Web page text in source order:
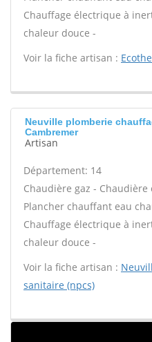
Chauffage électrique à
chaleur douce -
Voir la fiche artisan :
Neuville plomberie
Cambremer
Artisan
Département: 14
Chaudière gaz -
Plancher chauffant eau
Chauffage électrique à
chaleur douce -
Voir la fiche artisan :
sanitaire (npcs)